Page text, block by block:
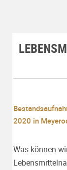
2020 in
Was können